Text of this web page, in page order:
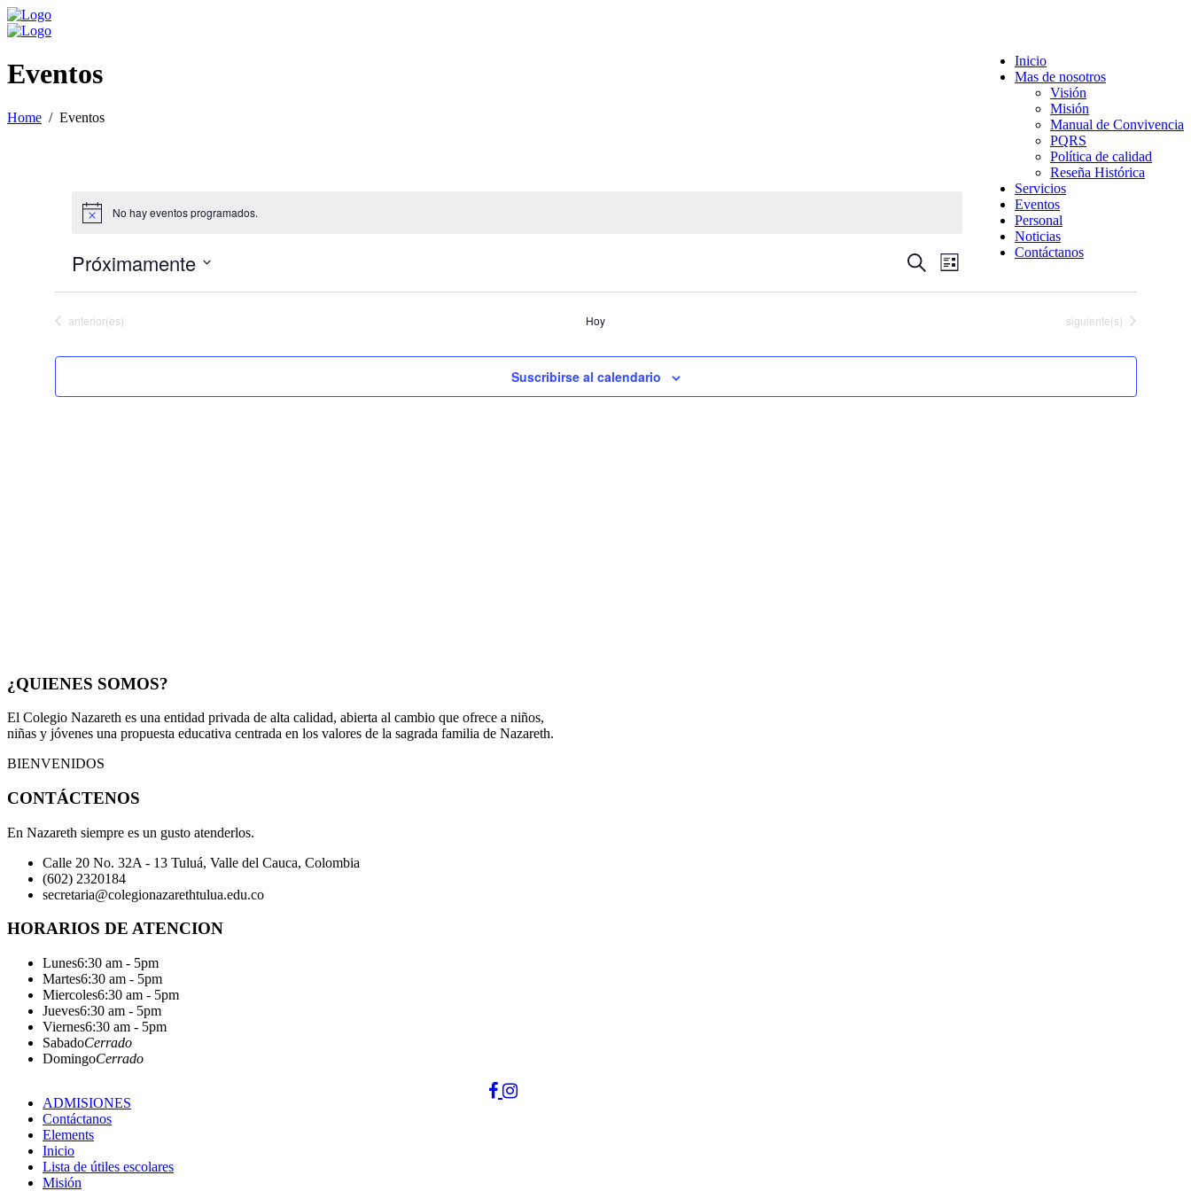
Inicio
Mas de nosotros
Visión
Misión
Manual de Convivencia
PQRS
Política de calidad
Reseña Histórica
Servicios
Eventos
Personal
Noticias
Contáctanos
Eventos
Home Eventos
No hay eventos programados.
Navegación
vistas
Eventos
BuscarNavegación
vistas
Lista
Próximamente
Eventos
anterior(es) Hoy Eventos
siguiente(s)
Suscribirse al calendario
¿QUIENES SOMOS?
El Colegio Nazareth es una entidad privada de alta calidad, abierta al cambio que ofrece a niños,
niñas y jóvenes una propuesta educativa centrada en los valores de la sagrada familia de Nazareth.
BIENVENIDOS
CONTÁCTENOS
En Nazareth siempre es un gusto atenderlos.
Calle 20 No. 32A - 13 Tuluá, Valle del Cauca, Colombia
(602) 2320184
secretaria@colegionazarethtulua.edu.co
HORARIOS DE ATENCION
Lunes6:30 am - 5pm
Martes6:30 am - 5pm
Miercoles6:30 am - 5pm
Jueves6:30 am - 5pm
Viernes6:30 am - 5pm
SabadoCerrado
DomingoCerrado
ADMISIONES
Contáctanos
Elements
Inicio
Lista de útiles escolares
Misión